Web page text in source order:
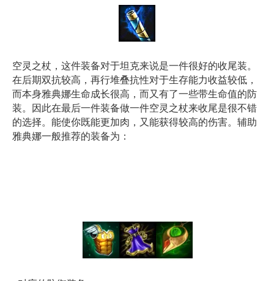
空灵之杖，这件装备对于坦克来说是一件很好的收尾装。
在后期双抗较高，再行堆叠抗性对于生存能力收益较低，
而本身雅典娜生命成长很高，而又有了一些带生命值的防
装。因此在最后一件装备做一件空灵之杖来收尾是很不错
的选择。能使你既能更加肉，又能获得较高的伤害。辅助
雅典娜一般推荐的装备为：